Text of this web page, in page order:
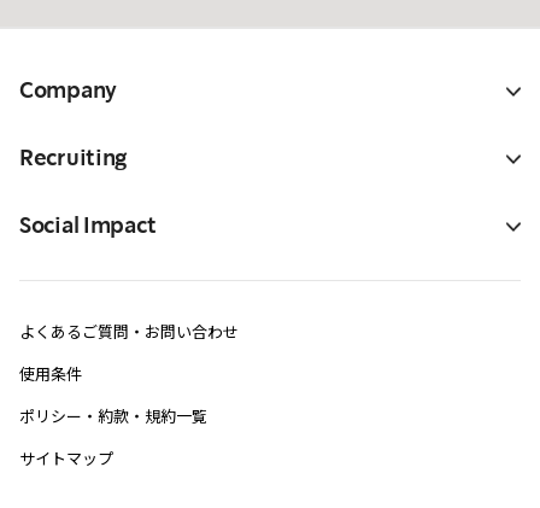
Company
Recruiting
Social Impact
よくあるご質問・お問い合わせ
使用条件
ポリシー・約款・規約一覧
サイトマップ